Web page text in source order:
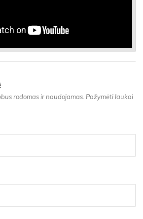
rodomas ir naudojamas. Pažymėti laukai